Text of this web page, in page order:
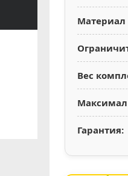
Материал
Вес
Гарантия: